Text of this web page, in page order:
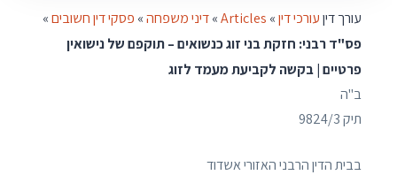
עורך דיןעורכי דין»
Articles
»דיני משפחה» פסקי דין חשובים»
פס"ד רבני: חזקת בני זוג כנשואים – תוקפם של נישואין
פרטיים | בקשה לקביעת מעמד לזוג
ב"ה
תיק ‏9824/3
בבית הדין הרבני האזורי אשדוד